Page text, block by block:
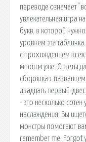
переводе означает
увлекательная игра
букв, в которой
уровнем эта
с прохождением
многим уже. Ответы
сборника с
двадцать первый-
- это несколько сотен
наслаждения. Вы
монстры помогают
remember me. Forgot